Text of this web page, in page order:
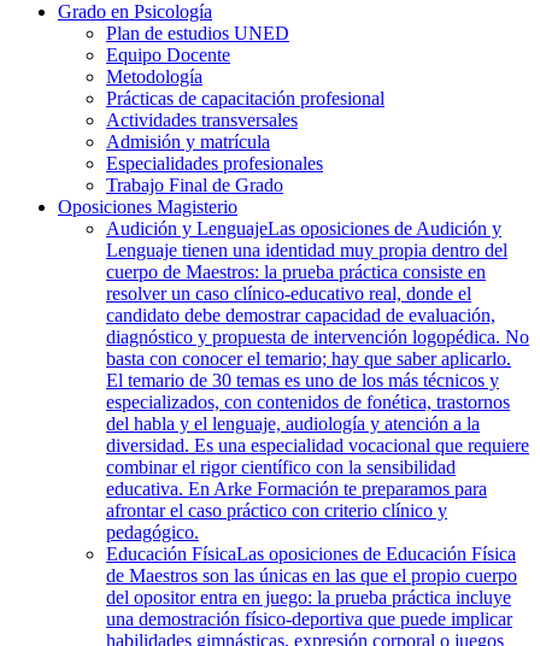
Grado en Psicología
Plan de estudios UNED
Equipo Docente
Metodología
Prácticas de capacitación profesional
Actividades transversales
Admisión y matrícula
Especialidades profesionales
Trabajo Final de Grado
Oposiciones Magisterio
Audición y LenguajeLas oposiciones de Audición y
Lenguaje tienen una identidad muy propia dentro del
cuerpo de Maestros: la prueba práctica consiste en
resolver un caso clínico-educativo real, donde el
candidato debe demostrar capacidad de evaluación,
diagnóstico y propuesta de intervención logopédica. No
basta con conocer el temario; hay que saber aplicarlo.
El temario de 30 temas es uno de los más técnicos y
especializados, con contenidos de fonética, trastornos
del habla y el lenguaje, audiología y atención a la
diversidad. Es una especialidad vocacional que requiere
combinar el rigor científico con la sensibilidad
educativa. En Arke Formación te preparamos para
afrontar el caso práctico con criterio clínico y
pedagógico.
Educación FísicaLas oposiciones de Educación Física
de Maestros son las únicas en las que el propio cuerpo
del opositor entra en juego: la prueba práctica incluye
una demostración físico-deportiva que puede implicar
habilidades gimnásticas, expresión corporal o juegos